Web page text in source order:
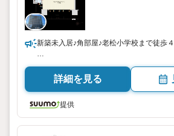
新築未入居♪角部屋♪老松小学校まで徒歩
詳細を見る
提供